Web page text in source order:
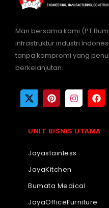
Mari bersama kami (PT
infrastruktur industri
tanpa kompromi yang
berkelanjutan.
UNIT BISNIS UTAMA
Jayastainless
JayaKitchen
Bumata Medical
JayaOfficeFurniture